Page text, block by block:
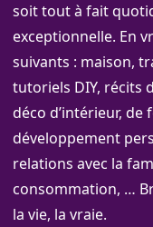
soit tout à fait
exceptionnelle. En
suivants : maison,
tutoriels DIY, récits
déco d’intérieur, de
développement
relations avec la
consommation, …
la vie, la vraie.